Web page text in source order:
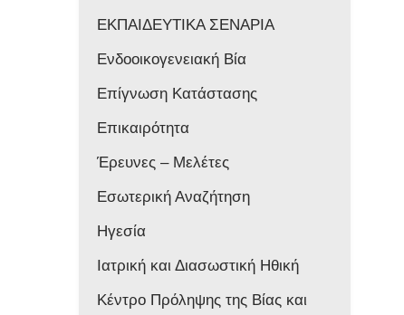
ΕΚΠΑΙΔΕΥΤΙΚΑ ΣΕΝΑΡΙΑ
Ενδοοικογενειακή Βία
Επίγνωση Κατάστασης
Επικαιρότητα
Έρευνες – Μελέτες
Εσωτερική Αναζήτηση
Ηγεσία
Ιατρική και Διασωστική Ηθική
Κέντρο Πρόληψης της Βίας και